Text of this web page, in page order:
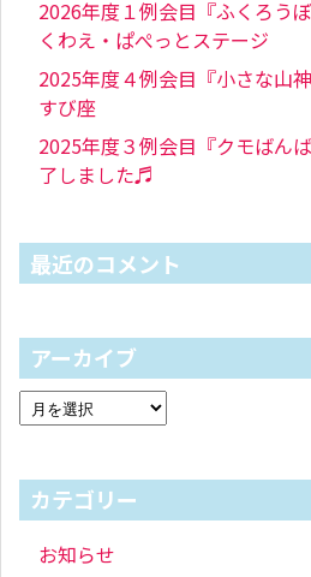
2026年度１例会目『ふくろう
くわえ・ぱぺっとステージ
2025年度４例会目『小さな山
すび座
2025年度３例会目『クモばん
了しました♬
最近のコメント
アーカイブ
カテゴリー
お知らせ